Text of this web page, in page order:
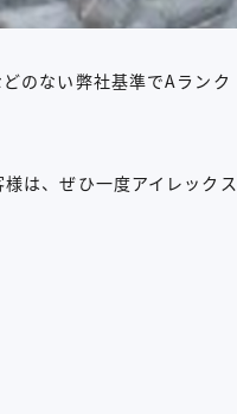
のない弊社基準でAランク
は、ぜひ一度アイレックス